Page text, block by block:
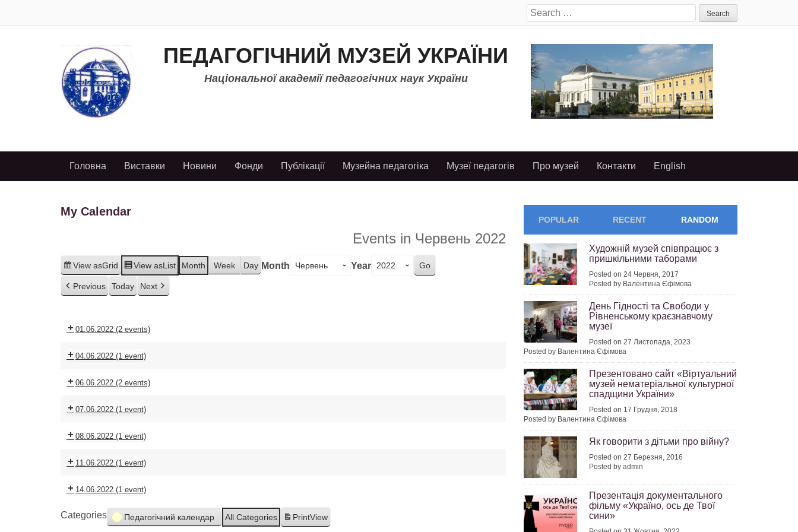
Search
for:
ПЕДАГОГІЧНИЙ МУЗЕЙ УКРАЇНИ
Національної академії педагогічних наук України
Головна Виставки Новини Фонди Публікації Музейна педагогіка Музеї педагогів Про музей Контакти English
My Calendar
Events in Червень 2022
View asGrid View asList Month Week Day Month Year
Previous Today Next
01.06.2022 (2 events)
04.06.2022 (1 event)
06.06.2022 (2 events)
07.06.2022 (1 event)
08.06.2022 (1 event)
11.06.2022 (1 event)
14.06.2022 (1 event)
Categories Педагогічний календар All Categories PrintView
POPULAR RECENT RANDOM
Художній музей співпрацює з
пришкільними таборами
Posted on 24 Червня, 2017
Posted by Валентина Єфімова
День Гідності та Свободи у
Рівненському краєзнавчому
музеї
Posted on 27 Листопада, 2023
Posted by Валентина Єфімова
Презентовано сайт «Віртуальний
музей нематеріальної культурної
спадщини України»
Posted on 17 Грудня, 2018
Posted by Валентина Єфімова
Як говорити з дітьми про війну?
Posted on 27 Березня, 2016
Posted by admin
Презентація документального
фільму «Україно, ось де Твої
сини»